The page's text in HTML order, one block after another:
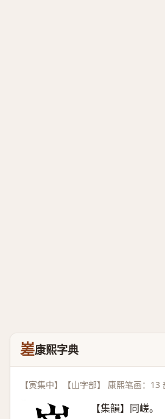
嵳康熙字典
【寅集中】【山字部】 康熙笔画：13
【集韻】同嵯。